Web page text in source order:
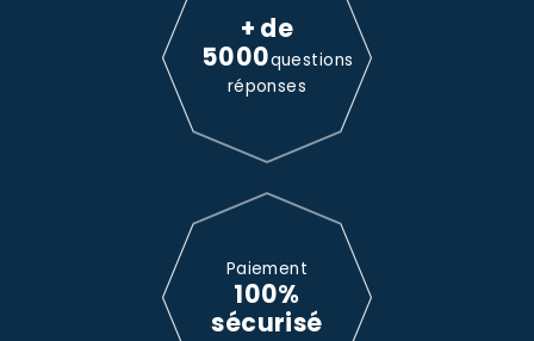
+ de
5000questions
réponses
Paiement
100%
sécurisé